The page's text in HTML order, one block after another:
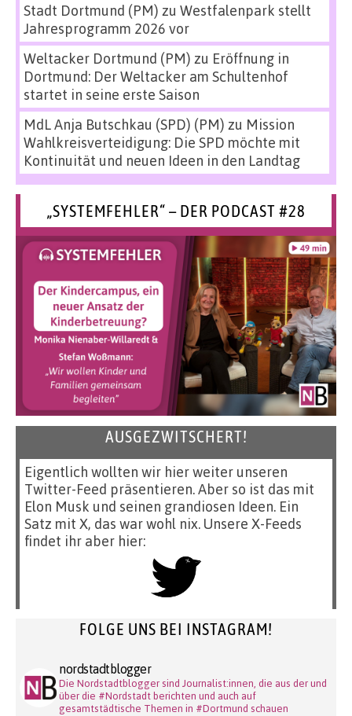
Stadt Dortmund (PM) zu Westfalenpark stellt
Jahresprogramm 2026 vor
Weltacker Dortmund (PM) zu Eröffnung in
Dortmund: Der Weltacker am Schultenhof
startet in seine erste Saison
MdL Anja Butschkau (SPD) (PM) zu Mission
Wahlkreisverteidigung: Die SPD möchte mit
Kontinuität und neuen Ideen in den Landtag
„SYSTEMFEHLER“ – DER PODCAST #28
AUSGEZWITSCHERT!
Eigentlich wollten wir hier weiter unseren
Twitter-Feed präsentieren. Aber so ist das mit
Elon Musk und seinen grandiosen Ideen. Ein
Satz mit X, das war wohl nix. Unsere X-Feeds
findet ihr aber hier:
FOLGE UNS BEI INSTAGRAM!
nordstadtblogger
Die Nordstadtblogger sind Journalist:innen, die aus der und
über die #Nordstadt berichten und auch auf
gesamtstädtische Themen in #Dortmund schauen